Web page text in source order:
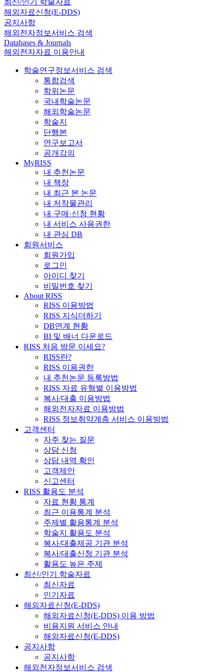
해외자료신청(E-DDS)
공지사항
해외전자정보서비스 검색
Databases & Journals
해외전자자료 이용안내
학술연구정보서비스 검색
통합검색
학위논문
국내학술논문
해외학술논문
학술지
단행본
연구보고서
공개강의
MyRISS
내 추천논문
내 책장
내 최근 본 논문
내 저작물관리
내 구매·신청 현황
내 서비스 사용권한
내 관심 DB
회원서비스
회원가입
로그인
아이디 찾기
비밀번호 찾기
About RISS
RISS 이용방법
RISS 지식더하기
DB연계 현황
BI 및 배너 다운로드
RISS 처음 방문 이세요?
RISS란?
RISS 이용권한
내 추천논문 등록방법
RISS 자료 유형별 이용방법
복사/대출 이용방법
해외전자자료 이용방법
RISS 정보취약계층 서비스 이용방법
고객센터
자주 찾는 질문
상담 신청
상담 내역 확인
고객제안
신고센터
RISS 활용도 분석
자료 현황 통계
최근 이용통계 분석
주제별 활용통계 분석
학술지 활용도 분석
복사/대출제공 기관 분석
복사/대출신청 기관 분석
활용도 높은 주제
최신/인기 학술자료
최신자료
인기자료
해외자료신청(E-DDS)
해외자료신청(E-DDS) 이용 방법
비용지원 서비스 안내
해외자료신청(E-DDS)
공지사항
공지사항
해외전자정보서비스 검색